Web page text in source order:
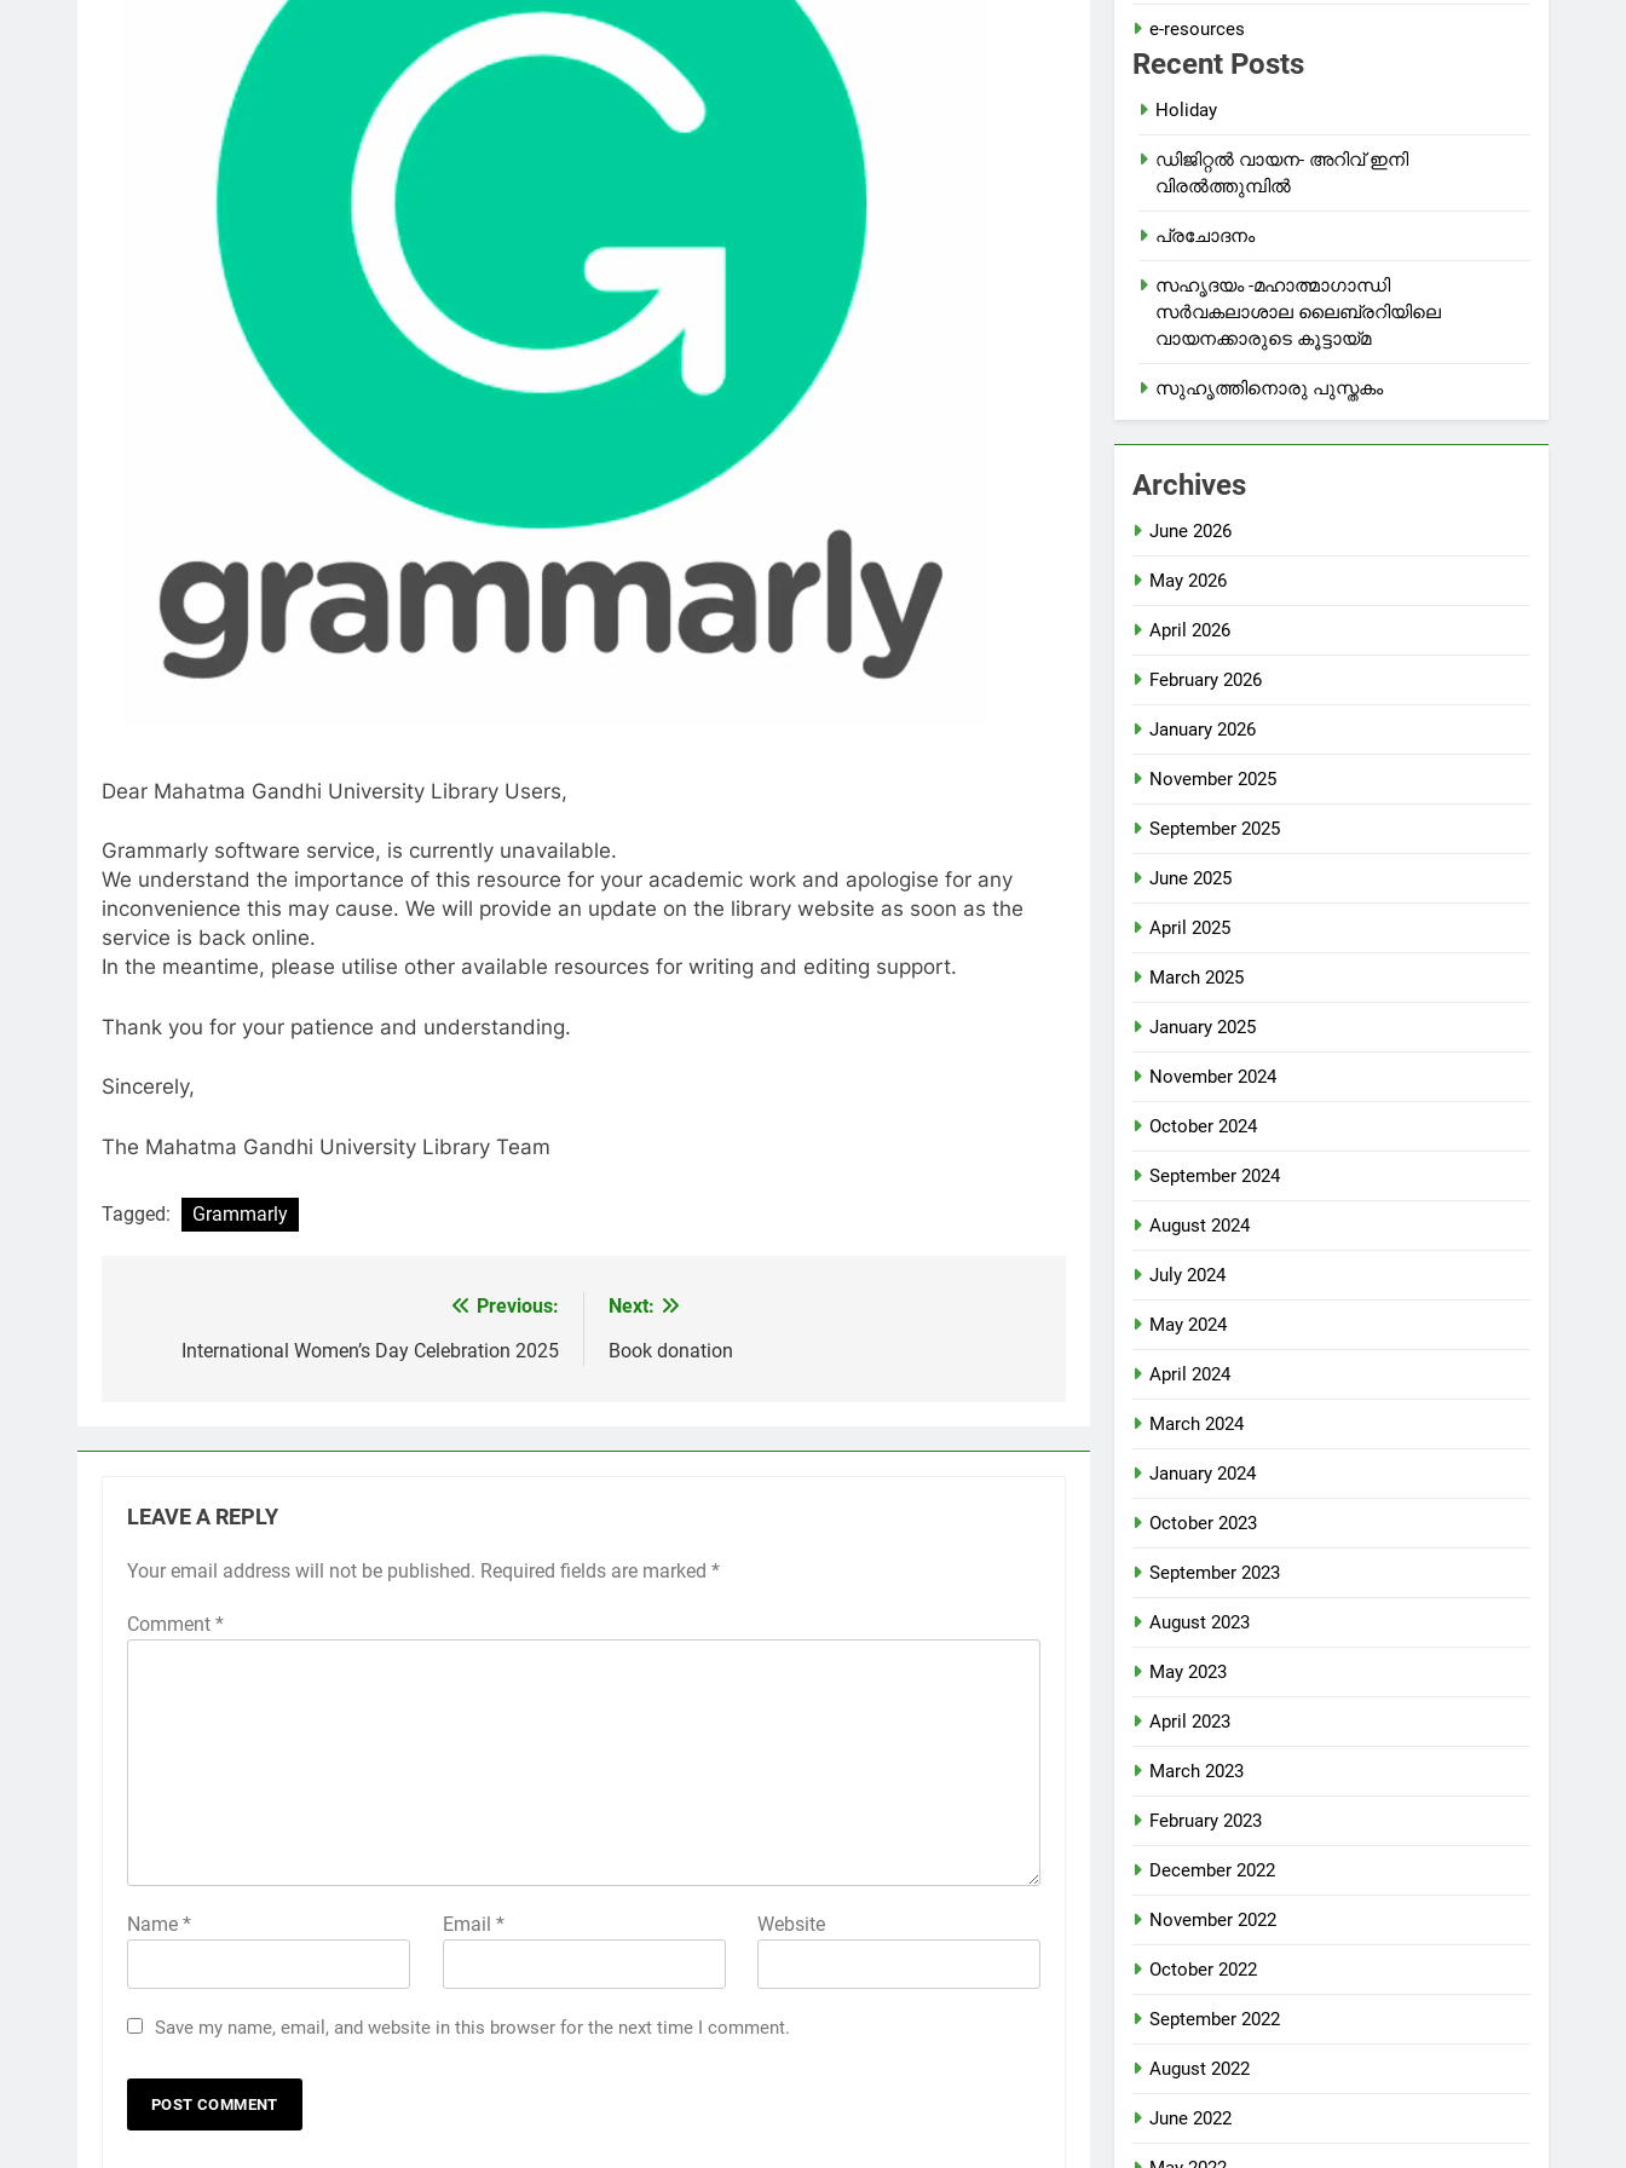
Dear Mahatma Gandhi University Library Users,
Grammarly software service, is currently unavailable.
We understand the importance of this resource for your academic work and apologise for any
inconvenience this may cause. We will provide an update on the library website as soon as the
service is back online.
In the meantime, please utilise other available resources for writing and editing support.
Thank you for your patience and understanding.
Sincerely,
The Mahatma Gandhi University Library Team
Tagged: Grammarly
navigation
Previous:
International Women’s Day Celebration 2025
Next:
Book donation
LEAVE A REPLY
Your email address will not be published. Required fields are marked *
Comment *
Name * Email * Website
Save my name, email, and website in this browser for the next time I comment.
e-resources
Recent Posts
Holiday
ഡിജിറ്റൽ വായന- അറിവ് ഇനി
വിരൽത്തുമ്പിൽ
പ്രചോദനം
സഹൃദയം -മഹാത്മാഗാന്ധി
സർവകലാശാല ലൈബ്രറിയിലെ
വായനക്കാരുടെ കൂട്ടായ്മ
സുഹൃത്തിനൊരു പുസ്തകം
Archives
June 2026
May 2026
April 2026
February 2026
January 2026
November 2025
September 2025
June 2025
April 2025
March 2025
January 2025
November 2024
October 2024
September 2024
August 2024
July 2024
May 2024
April 2024
March 2024
January 2024
October 2023
September 2023
August 2023
May 2023
April 2023
March 2023
February 2023
December 2022
November 2022
October 2022
September 2022
August 2022
June 2022